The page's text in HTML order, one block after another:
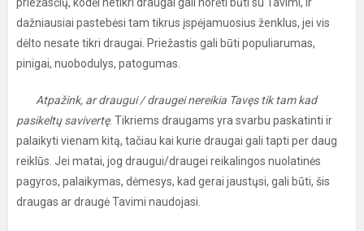
dažniausiai pastebėsi tam tikrus įspėjamuosius ženklus, jei vis
dėlto nesate tikri draugai. Priežastis gali būti populiarumas,
pinigai, nuobodulys, patogumas.
Atpažink, ar draugui / draugei nereikia Tavęs tik tam kad
pasikeltų savivertę. Tikriems draugams yra svarbu paskatinti ir
palaikyti vienam kitą, tačiau kai kurie draugai gali tapti per daug
reiklūs. Jei matai, jog draugui/draugei reikalingos nuolatinės
pagyros, palaikymas, dėmesys, kad gerai jaustųsi, gali būti, šis
draugas ar draugė Tavimi naudojasi.